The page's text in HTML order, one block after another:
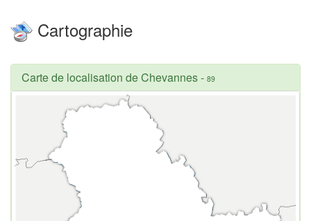
Cartographie
Carte de localisation de Chevannes- 89